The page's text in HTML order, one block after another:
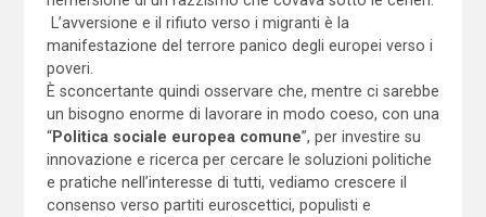
L’avversione e il rifiuto verso i migranti è la
manifestazione del terrore panico degli europei verso i
poveri.
È sconcertante quindi osservare che, mentre ci sarebbe
un bisogno enorme di lavorare in modo coeso, con una
“Politica sociale europea comune”, per investire su
innovazione e ricerca per cercare le soluzioni politiche
e pratiche nell’interesse di tutti, vediamo crescere il
consenso verso partiti euroscettici, populisti e